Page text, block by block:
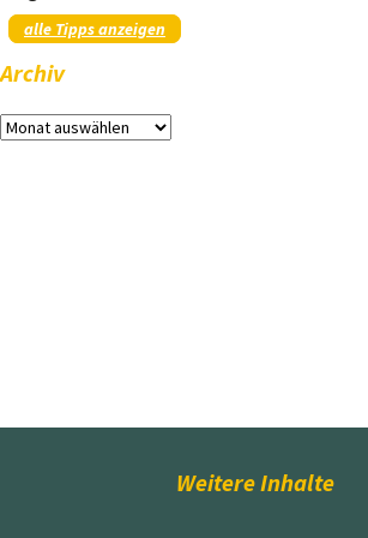
alle Tipps anzeigen
Archiv
Archiv
Weitere Inhalte